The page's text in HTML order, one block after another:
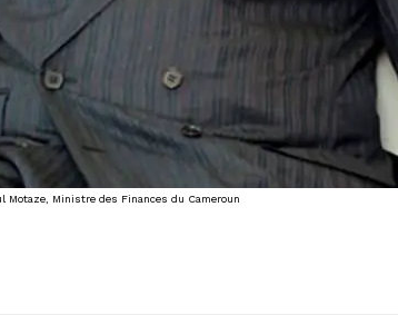
Motaze, Ministre des Finances du Cameroun